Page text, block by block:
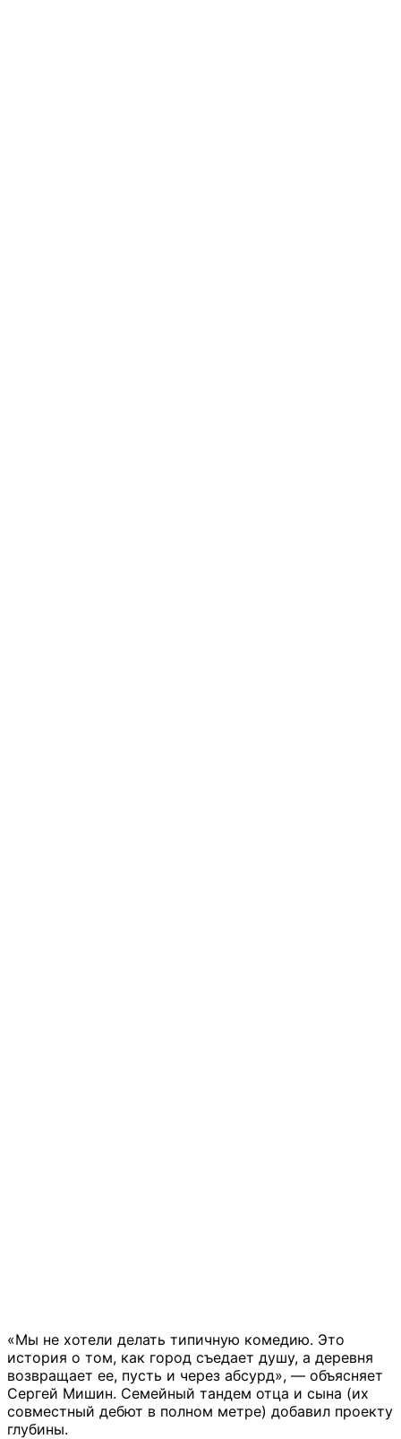
«Мы не хотели делать типичную комедию. Это
история о том, как город съедает душу, а деревня
возвращает ее, пусть и через абсурд», — объясняет
Сергей Мишин. Семейный тандем отца и сына (их
совместный дебют в полном метре) добавил проекту
глубины.